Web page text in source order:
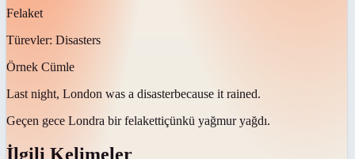
Felaket
Türevler: Disasters
Örnek Cümle
Last night, London was a disasterbecause it rained.
Geçen gece Londra bir felakettiçünkü yağmur yağdı.
İlgili Kelimeler